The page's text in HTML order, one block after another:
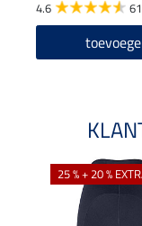
4.6 61
25 % + 20 %